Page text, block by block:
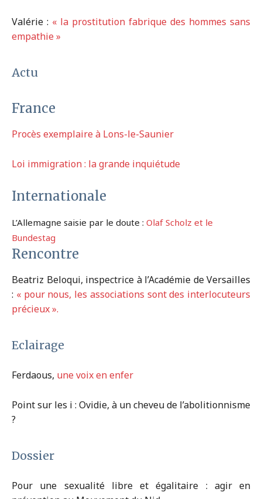
Valérie : « la prostitution fabrique des hommes sans
empathie »
Actu
France
Procès exemplaire à Lons-le-Saunier
Loi immigration : la grande inquiétude
Internationale
L’Allemagne saisie par le doute : Olaf Scholz et le
Bundestag
Rencontre
Beatriz Beloqui, inspectrice à l’Académie de Versailles
: « pour nous, les associations sont des interlocuteurs
précieux ».
Eclairage
Ferdaous, une voix en enfer
Point sur les i : Ovidie, à un cheveu de l’abolitionnisme
?
Dossier
Pour une sexualité libre et égalitaire : agir en